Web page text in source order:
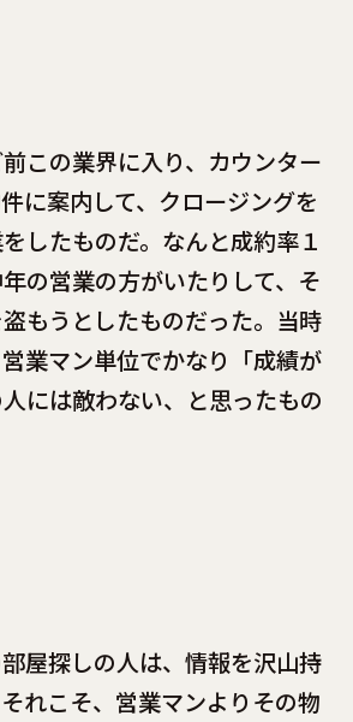
この業界に入り、カウンター
に案内して、クロージングを
したものだ。なんと成約率１
の営業の方がいたりして、そ
もうとしたものだった。当時
業マン単位でかなり「成績が
には敵わない、と思ったもの
屋探しの人は、情報を沢山持
れこそ、営業マンよりその物